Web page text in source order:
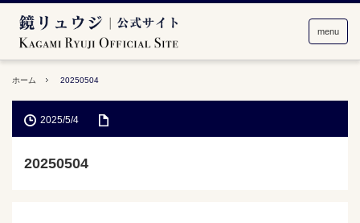
menu
ホーム 20250504
2025/5/4
20250504